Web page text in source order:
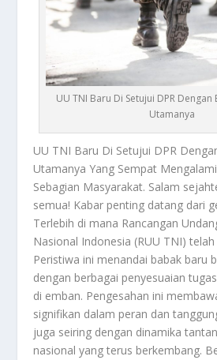
UU TNI Baru Di Setujui DPR
Utamanya
UU TNI Baru Di Setujui DPR
Utamanya Yang Sempat
Sebagian Masyarakat. Salam
semua! Kabar penting datang dari
Terlebih di mana Rancangan
Nasional Indonesia (RUU TNI)
Peristiwa ini menandai babak baru
dengan berbagai penyesuaian
di emban. Pengesahan ini
signifikan dalam peran dan
juga seiring dengan dinamika
nasional yang terus berkembang.